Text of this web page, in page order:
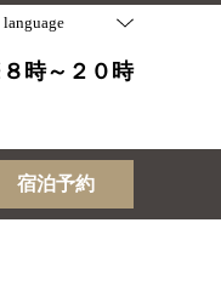
language
時～２０時
宿泊予約